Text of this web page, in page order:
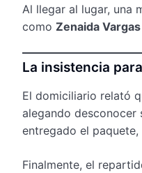
Al llegar al lugar, una
como Zenaida Vargas
La insistencia
El domiciliario relató
alegando desconocer
entregado el
Finalmente, el